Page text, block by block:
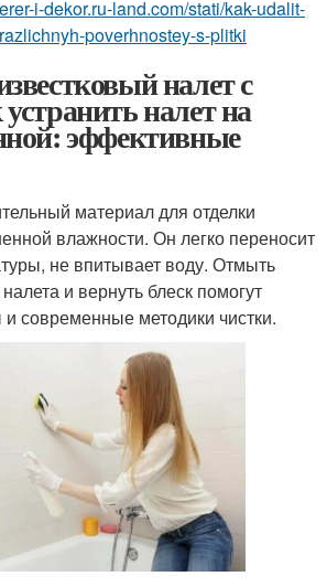
i-dekor.ru-land.com/stati/kak-udalit-
poverhnostey-s-plitki
налет с
налет на
эффективные
материал для отделки
влажности. Он легко переносит
не впитывает воду. Отмыть
и вернуть блеск помогут
современные методики чистки.